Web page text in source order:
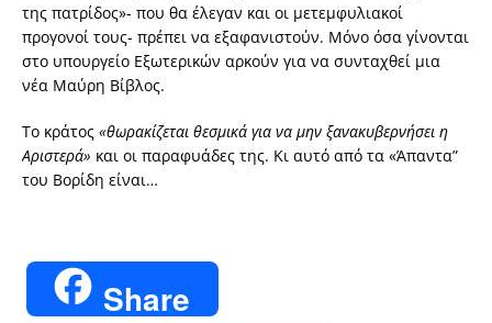
της πατρίδος»- που θα έλεγαν και οι μετεμφυλιακοί
προγονοί τους- πρέπει να εξαφανιστούν. Μόνο όσα γίνονται
στο υπουργείο Εξωτερικών αρκούν για να συνταχθεί μια
νέα Μαύρη Βίβλος.
Το κράτος «θωρακίζεται θεσμικά για να μην ξανακυβερνήσει η
Αριστερά» και οι παραφυάδες της. Κι αυτό από τα «Άπαντα”
του Βορίδη είναι…
Share